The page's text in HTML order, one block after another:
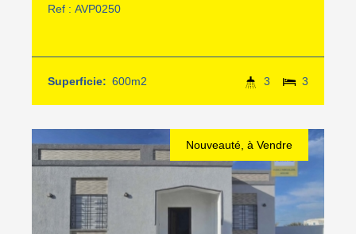
Ref : AVP0250
Superficie: 600m2 3
3
Nouveauté, à Vendre